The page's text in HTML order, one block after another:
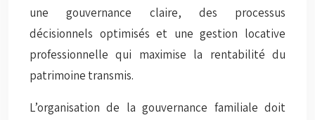
une gouvernance claire, des processus
décisionnels optimisés et une gestion locative
professionnelle qui maximise la rentabilité du
patrimoine transmis.
L’organisation de la gouvernance familiale doit